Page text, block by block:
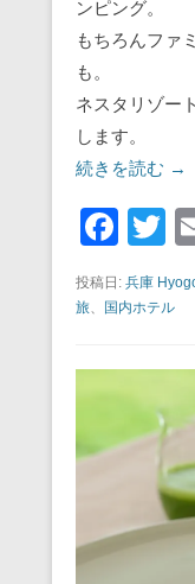
ンピング。
もちろんファ
も。
ネスタリゾー
します。
続きを読む →
F
a
c
b
o
T
wi
tt
投稿日: 兵庫
旅、 国内ホテル